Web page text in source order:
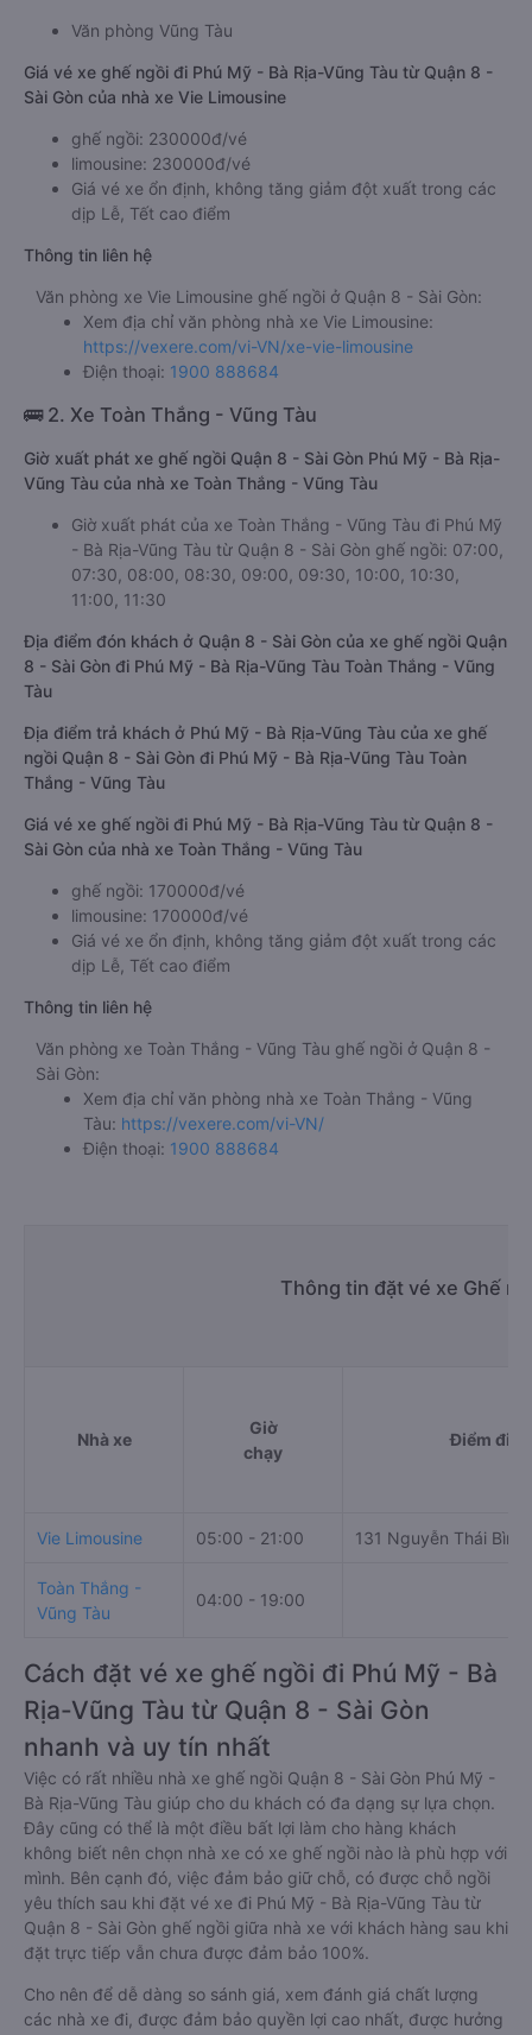
Văn phòng Vũng Tàu
Giá vé xe ghế ngồi đi Phú Mỹ - Bà Rịa-Vũng Tàu từ Quận 8 -
Sài Gòn của nhà xe Vie Limousine
ghế ngồi: 230000đ/vé
limousine: 230000đ/vé
Giá vé xe ổn định, không tăng giảm đột xuất trong các
dịp Lễ, Tết cao điểm
Thông tin liên hệ
Văn phòng xe Vie Limousine ghế ngồi ở Quận 8 - Sài Gòn:
Xem địa chỉ văn phòng nhà xe Vie Limousine:
https://vexere.com/vi-VN/xe-vie-limousine
Điện thoại: 1900 888684
🚌 2. Xe Toàn Thắng - Vũng Tàu
Giờ xuất phát xe ghế ngồi Quận 8 - Sài Gòn Phú Mỹ - Bà Rịa-
Vũng Tàu của nhà xe Toàn Thắng - Vũng Tàu
Giờ xuất phát của xe Toàn Thắng - Vũng Tàu đi Phú Mỹ
- Bà Rịa-Vũng Tàu từ Quận 8 - Sài Gòn ghế ngồi: 07:00,
07:30, 08:00, 08:30, 09:00, 09:30, 10:00, 10:30,
11:00, 11:30
Địa điểm đón khách ở Quận 8 - Sài Gòn của xe ghế ngồi Quận
8 - Sài Gòn đi Phú Mỹ - Bà Rịa-Vũng Tàu Toàn Thắng - Vũng
Tàu
Địa điểm trả khách ở Phú Mỹ - Bà Rịa-Vũng Tàu của xe ghế
ngồi Quận 8 - Sài Gòn đi Phú Mỹ - Bà Rịa-Vũng Tàu Toàn
Thắng - Vũng Tàu
Giá vé xe ghế ngồi đi Phú Mỹ - Bà Rịa-Vũng Tàu từ Quận 8 -
Sài Gòn của nhà xe Toàn Thắng - Vũng Tàu
ghế ngồi: 170000đ/vé
limousine: 170000đ/vé
Giá vé xe ổn định, không tăng giảm đột xuất trong các
dịp Lễ, Tết cao điểm
Thông tin liên hệ
Văn phòng xe Toàn Thắng - Vũng Tàu ghế ngồi ở Quận 8 -
Sài Gòn:
Xem địa chỉ văn phòng nhà xe Toàn Thắng - Vũng
Tàu: https://vexere.com/vi-VN/
Điện thoại: 1900 888684
Thông tin đặt vé xe Ghế
Nhà xe
Giờ
chạy
Điểm đi
Vie Limousine 05:00 - 21:00 131 Nguyễn Thái Bình
Toàn Thắng -
Vũng Tàu
04:00 - 19:00
Cách đặt vé xe ghế ngồi đi Phú Mỹ - Bà
Rịa-Vũng Tàu từ Quận 8 - Sài Gòn
nhanh và uy tín nhất
Việc có rất nhiều nhà xe ghế ngồi Quận 8 - Sài Gòn Phú Mỹ -
Bà Rịa-Vũng Tàu giúp cho du khách có đa dạng sự lựa chọn.
Đây cũng có thể là một điều bất lợi làm cho hàng khách
không biết nên chọn nhà xe có xe ghế ngồi nào là phù hợp với
mình. Bên cạnh đó, việc đảm bảo giữ chỗ, có được chỗ ngồi
yêu thích sau khi đặt vé xe đi Phú Mỹ - Bà Rịa-Vũng Tàu từ
Quận 8 - Sài Gòn ghế ngồi giữa nhà xe với khách hàng sau khi
đặt trực tiếp vẫn chưa được đảm bảo 100%.
Cho nên để dễ dàng so sánh giá, xem đánh giá chất lượng
các nhà xe đi, được đảm bảo quyền lợi cao nhất, được hưởng